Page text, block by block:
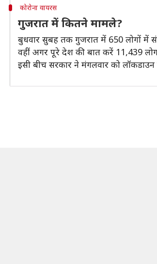
कोरोना वायरस
गुजरात में कितने मामले?
बुधवार सुबह तक गुजरात में 650 लोगों में
वहीं अगर पूरे देश की बात करें 11,439
इसी बीच सरकार ने मंगलवार को